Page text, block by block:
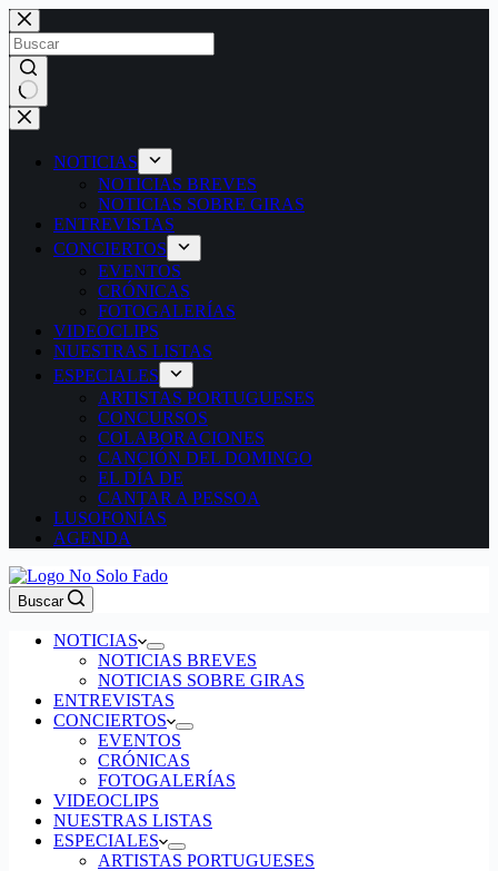
Saltar
al
contenido
Sin
resultados
NOTICIAS
NOTICIAS BREVES
NOTICIAS SOBRE GIRAS
ENTREVISTAS
CONCIERTOS
EVENTOS
CRÓNICAS
FOTOGALERÍAS
VIDEOCLIPS
NUESTRAS LISTAS
ESPECIALES
ARTISTAS PORTUGUESES
CONCURSOS
COLABORACIONES
CANCIÓN DEL DOMINGO
EL DÍA DE
CANTAR A PESSOA
LUSOFONÍAS
AGENDA
Buscar
NOTICIAS
NOTICIAS BREVES
NOTICIAS SOBRE GIRAS
ENTREVISTAS
CONCIERTOS
EVENTOS
CRÓNICAS
FOTOGALERÍAS
VIDEOCLIPS
NUESTRAS LISTAS
ESPECIALES
ARTISTAS PORTUGUESES